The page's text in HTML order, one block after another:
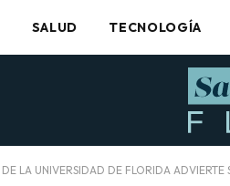
SALUD TECNOLOGÍA
LA UNIVERSIDAD DE FLORIDA